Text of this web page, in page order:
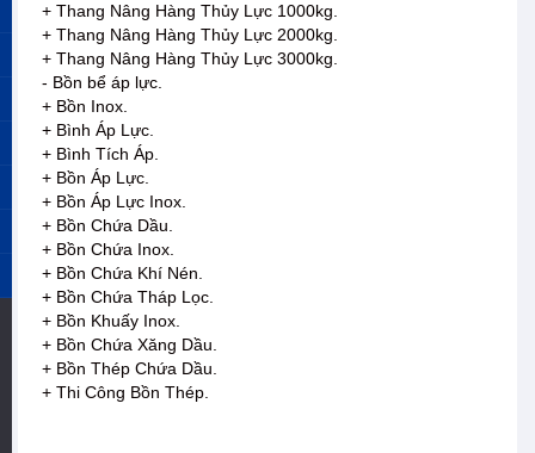
+ Thang Nâng Hàng Thủy Lực 1000kg.
+ Thang Nâng Hàng Thủy Lực 2000kg.
+ Thang Nâng Hàng Thủy Lực 3000kg.
- Bồn bể áp lực.
+ Bồn Inox.
+ Bình Áp Lực.
+ Bình Tích Áp.
+ Bồn Áp Lực.
+ Bồn Áp Lực Inox.
+ Bồn Chứa Dầu.
+ Bồn Chứa Inox.
+ Bồn Chứa Khí Nén.
+ Bồn Chứa Tháp Lọc.
+ Bồn Khuấy Inox.
+ Bồn Chứa Xăng Dầu.
+ Bồn Thép Chứa Dầu.
+ Thi Công Bồn Thép.